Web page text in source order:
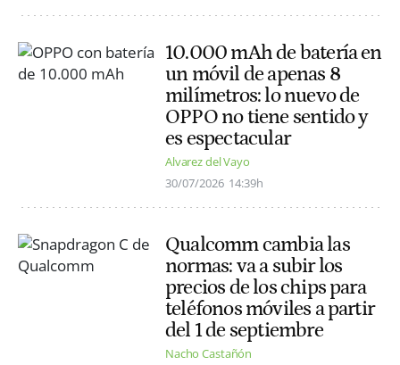
10.000 mAh de batería en
un móvil de apenas 8
milímetros: lo nuevo de
OPPO no tiene sentido y
es espectacular
Alvarez del Vayo
30/07/2026 14:39h
Qualcomm cambia las
normas: va a subir los
precios de los chips para
teléfonos móviles a partir
del 1 de septiembre
Nacho Castañón